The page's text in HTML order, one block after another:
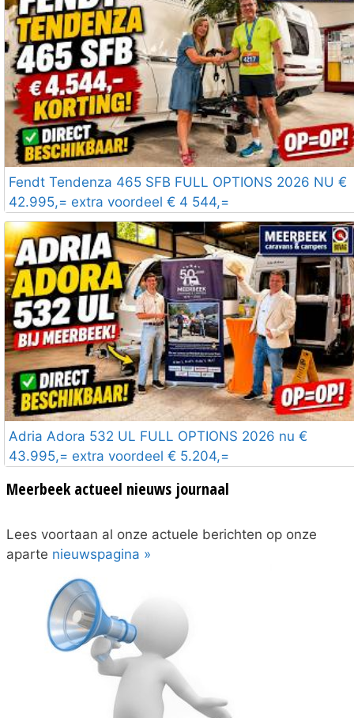
Fendt Tendenza 465 SFB FULL OPTIONS 2026 NU €
42.995,= extra voordeel € 4 544,=
Adria Adora 532 UL FULL OPTIONS 2026 nu €
43.995,= extra voordeel € 5.204,=
Meerbeek actueel nieuws journaal
Lees voortaan al onze actuele berichten op onze
aparte nieuwspagina »